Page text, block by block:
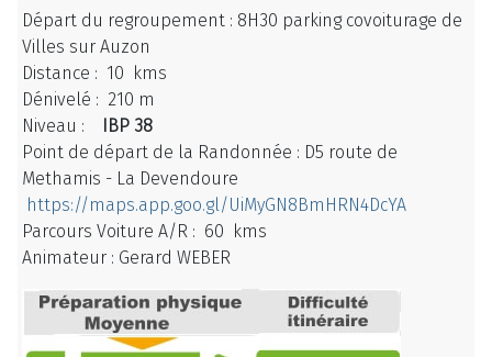
Départ du regroupement : 8H30 parking covoiturage de
Villes sur Auzon
Distance : 10 kms
Dénivelé : 210 m
Niveau : IBP 38
Point de départ de la Randonnée : D5 route de
Methamis - La Devendoure
https://maps.app.goo.gl/UiMyGN8BmHRN4DcYA
Parcours Voiture A/R : 60 kms
Animateur : Gerard WEBER